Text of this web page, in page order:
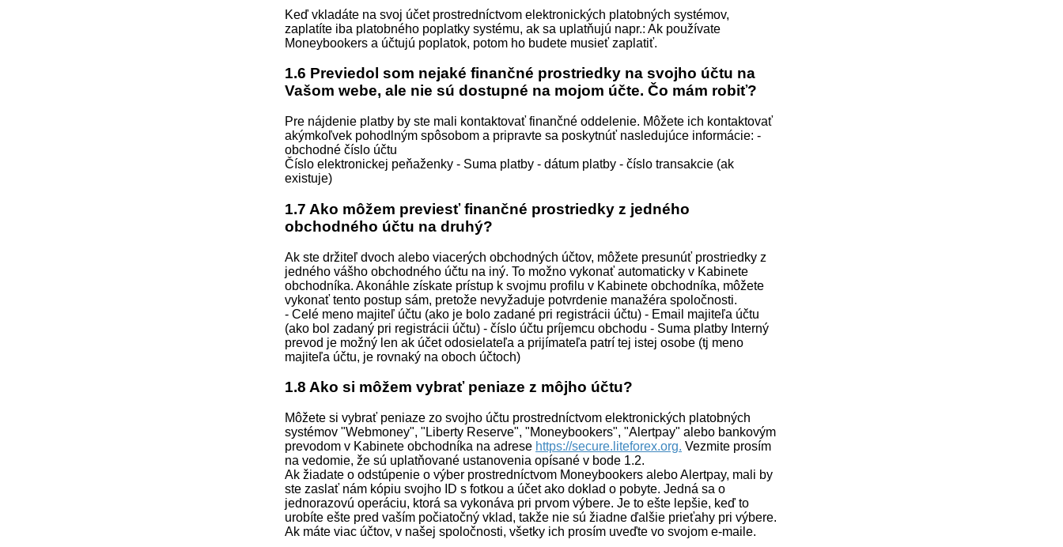
Keď vkladáte na svoj účet prostredníctvom elektronických platobných systémov,
zaplatíte iba platobného poplatky systému, ak sa uplatňujú napr.: Ak používate
Moneybookers a účtujú poplatok, potom ho budete musieť zaplatiť.
1.6 Previedol som nejaké finančné prostriedky na svojho účtu na
Vašom webe, ale nie sú dostupné na mojom účte. Čo mám robiť?
Pre nájdenie platby by ste mali kontaktovať finančné oddelenie. Môžete ich kontaktovať
akýmkoľvek pohodlným spôsobom a pripravte sa poskytnúť nasledujúce informácie: -
obchodné číslo účtu
Číslo elektronickej peňaženky - Suma platby - dátum platby - číslo transakcie (ak
existuje)
1.7 Ako môžem previesť finančné prostriedky z jedného
obchodného účtu na druhý?
Ak ste držiteľ dvoch alebo viacerých obchodných účtov, môžete presunúť prostriedky z
jedného vášho obchodného účtu na iný. To možno vykonať automaticky v Kabinete
obchodníka. Akonáhle získate prístup k svojmu profilu v Kabinete obchodníka, môžete
vykonať tento postup sám, pretože nevyžaduje potvrdenie manažéra spoločnosti.
- Celé meno majiteľ účtu (ako je bolo zadané pri registrácii účtu) - Email majiteľa účtu
(ako bol zadaný pri registrácii účtu) - číslo účtu príjemcu obchodu - Suma platby Interný
prevod je možný len ak účet odosielateľa a prijímateľa patrí tej istej osobe (tj meno
majiteľa účtu, je rovnaký na oboch účtoch)
1.8 Ako si môžem vybrať peniaze z môjho účtu?
Môžete si vybrať peniaze zo svojho účtu prostredníctvom elektronických platobných
systémov "Webmoney", "Liberty Reserve", "Moneybookers", "Alertpay" alebo bankovým
prevodom v Kabinete obchodníka na adrese https://secure.liteforex.org. Vezmite prosím
na vedomie, že sú uplatňované ustanovenia opísané v bode 1.2.
Ak žiadate o odstúpenie o výber prostredníctvom Moneybookers alebo Alertpay, mali by
ste zaslať nám kópiu svojho ID s fotkou a účet ako doklad o pobyte. Jedná sa o
jednorazovú operáciu, ktorá sa vykonáva pri prvom výbere. Je to ešte lepšie, keď to
urobíte ešte pred vaším počiatočný vklad, takže nie sú žiadne ďalšie prieťahy pri výbere.
Ak máte viac účtov, v našej spoločnosti, všetky ich prosím uveďte vo svojom e-maile.